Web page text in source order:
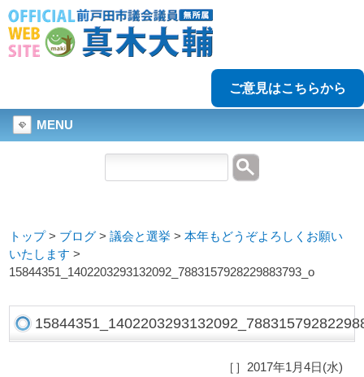
ご意見はこちらから
MENU
トップ> ブログ >議会と選挙 >本年もどうぞよろしくお願い
いたします >
15844351_1402203293132092_7883157928229883793_o
［］2017年1月4日(水)